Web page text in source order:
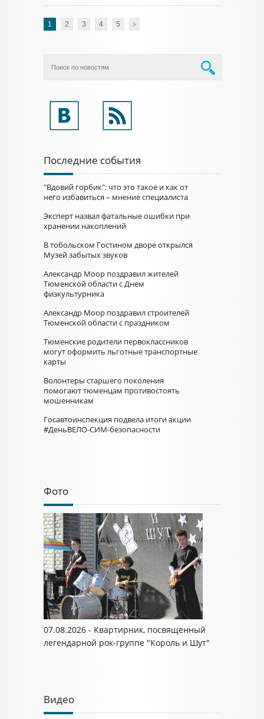
1 2 3 4 5
Последние события
"Вдовий горбик": что это такое и как от
него избавиться – мнение специалиста
Эксперт назвал фатальные ошибки при
хранении накоплений
В тобольском Гостином дворе открылся
Музей забытых звуков
Александр Моор поздравил жителей
Тюменской области с Днем
физкультурника
Александр Моор поздравил строителей
Тюменской области с праздником
Тюменские родители первоклассников
могут оформить льготные транспортные
карты
Волонтеры старшего поколения
помогают тюменцам противостоять
мошенникам
Госавтоинспекция подвела итоги акции
#ДеньВЕЛО-СИМ-безопасности
Фото
07.08.2026 - Квартирник, посвященный
легендарной рок-группе "Король и Шут"
Видео